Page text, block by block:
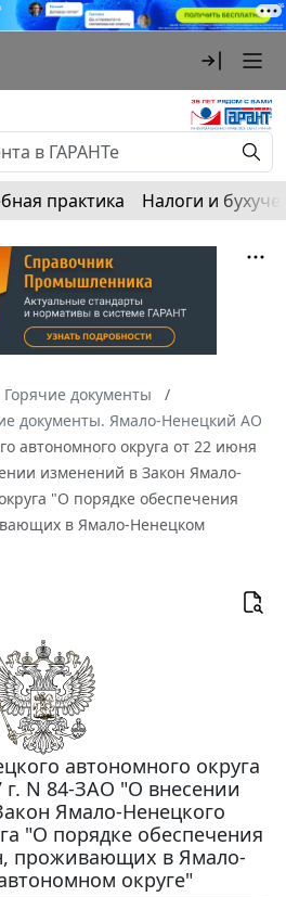
практика Налоги и
Горячие документы
документы. Ямало-Ненецкий АО
автономного округа от 22 июня
изменений в Закон Ямало-
"О порядке обеспечения
в Ямало-Ненецком
автономного округа
г. N 84-ЗАО "О внесении
Ямало-Ненецкого
"О порядке обеспечения
проживающих в Ямало-
округе"